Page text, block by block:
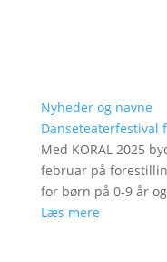
Nyheder og navne
Danseteaterfestival
Med KORAL 2025
februar på
for børn på 0-9 år
Læs mere